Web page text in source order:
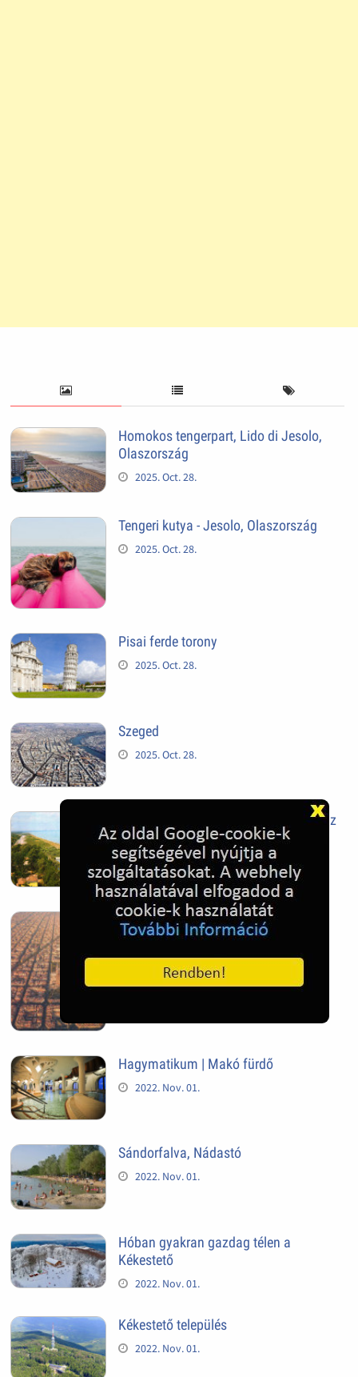
Homokos tengerpart, Lido di Jesolo,
Olaszország
2025. Oct. 28.
Tengeri kutya - Jesolo, Olaszország
2025. Oct. 28.
Pisai ferde torony
2025. Oct. 28.
Szeged
2025. Oct. 28.
Siófok, mielőtt beépült az Aranypart az
1970-es évek elején
2024. Nov. 17.
Barcelona, Spanyolország
2022. Dec. 04.
Hagymatikum | Makó fürdő
2022. Nov. 01.
Sándorfalva, Nádastó
2022. Nov. 01.
Hóban gyakran gazdag télen a
Kékestető
2022. Nov. 01.
Kékestető település
2022. Nov. 01.